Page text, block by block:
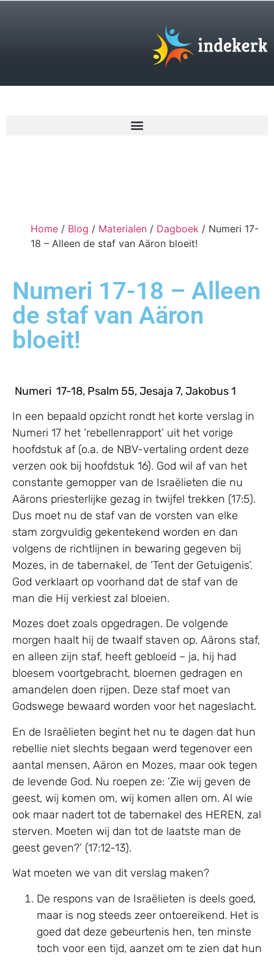
Home / Blog / Materialen / Dagboek / Numeri 17-
18 – Alleen de staf van Aäron bloeit!
Numeri 17-18 – Alleen
de staf van Aäron
bloeit!
Numeri 17-18, Psalm 55, Jesaja 7, Jakobus 1
In een bepaald opzicht rondt het korte verslag in
Numeri 17 het ‘rebellenrapport’ uit het vorige
hoofdstuk af (o.a. de NBV-vertaling ordent deze
verzen ook bij hoofdstuk 16). God wil af van het
constante gemopper van de Israëlieten die nu
Aärons priesterlijke gezag in twijfel trekken (17:5).
Dus moet nu de staf van de vorsten van elke
stam zorgvuldig gekentekend worden en dan
volgens de richtlijnen in bewaring gegeven bij
Mozes, in de tabernakel, de ‘Tent der Getuigenis’.
God verklaart op voorhand dat de staf van de
man die Hij verkiest zal bloeien.
Mozes doet zoals opgedragen. De volgende
morgen haalt hij de twaalf staven op. Aärons staf,
en alleen zijn staf, heeft gebloeid – ja, hij had
bloesem voortgebracht, bloemen gedragen en
amandelen doen rijpen. Deze staf moet van
Godswege bewaard worden voor het nageslacht.
En de Israëlieten begint het nu te dagen dat hun
rebellie niet slechts begaan werd tegenover een
aantal mensen, Aäron en Mozes, maar ook tegen
de levende God. Nu roepen ze: ‘Zie wij geven de
geest, wij komen om, wij komen allen om. Al wie
ook maar nadert tot de tabernakel des HEREN, zal
sterven. Moeten wij dan tot de laatste man de
geest geven?’ (17:12-13).
Wat moeten we van dit verslag maken?
De respons van de Israëlieten is deels goed,
maar is nog steeds zeer ontoereikend. Het is
goed dat deze gebeurtenis hen, ten minste
toch voor een tijd, aanzet om te zien dat hun